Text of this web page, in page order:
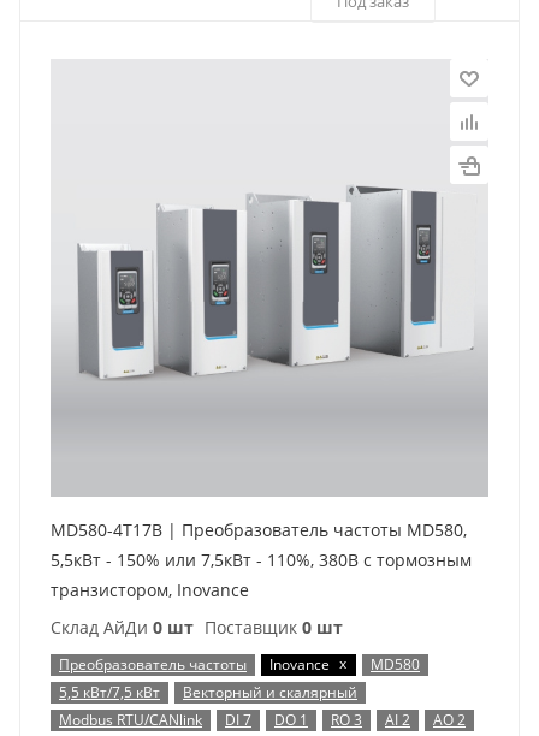
MD580-4T17B | Преобразователь частоты MD580,
5,5кВт - 150% или 7,5кВт - 110%, 380В с тормозным
транзистором, Inovance
Склад АйДи 0 шт Поставщик 0 шт
Преобразователь частоты Inovance x
MD580
5,5 кВт/7,5 кВт
Векторный и скалярный
Modbus RTU/CANlink
DI 7 DO 1 RO 3 AI 2
AO 2